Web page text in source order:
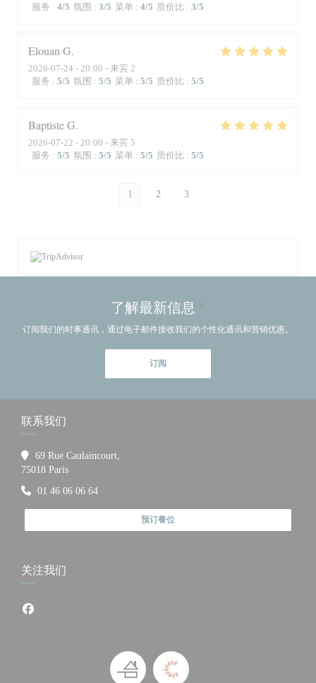
服务 : 4/5 氛围 : 3/5 菜单 : 4/5 质价比 : 3/5
Elouan G
2026-07-24 - 20:00 - 来宾 2
服务 : 5/5 氛围 : 5/5 菜单 : 5/5 质价比 : 5/5
BaptisteG
2026-07-22 - 20:00 - 来宾 5
服务 : 5/5 氛围 : 5/5 菜单 : 5/5 质价比 : 5/5
1 2 3
了解最新信息 *
订阅我们的时事通讯，通过电子邮件接收我们的个性化通讯和营销优惠。
订阅
联系我们
69 Rue Caulaincourt,
75018 Paris((在新窗口中打开))
01 46 06 06 64
预订餐位
关注我们
Facebook ((在新窗口中打开))